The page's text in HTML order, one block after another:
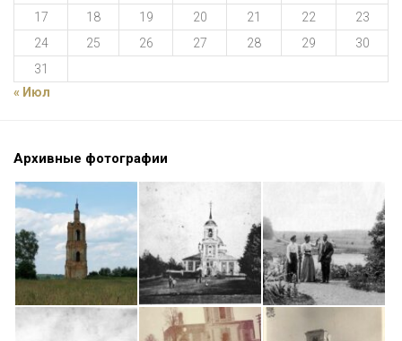
17
18 19 20 21 22
23
24
25 26 27 28 29
30
31
« Июл
Архивные фотографии